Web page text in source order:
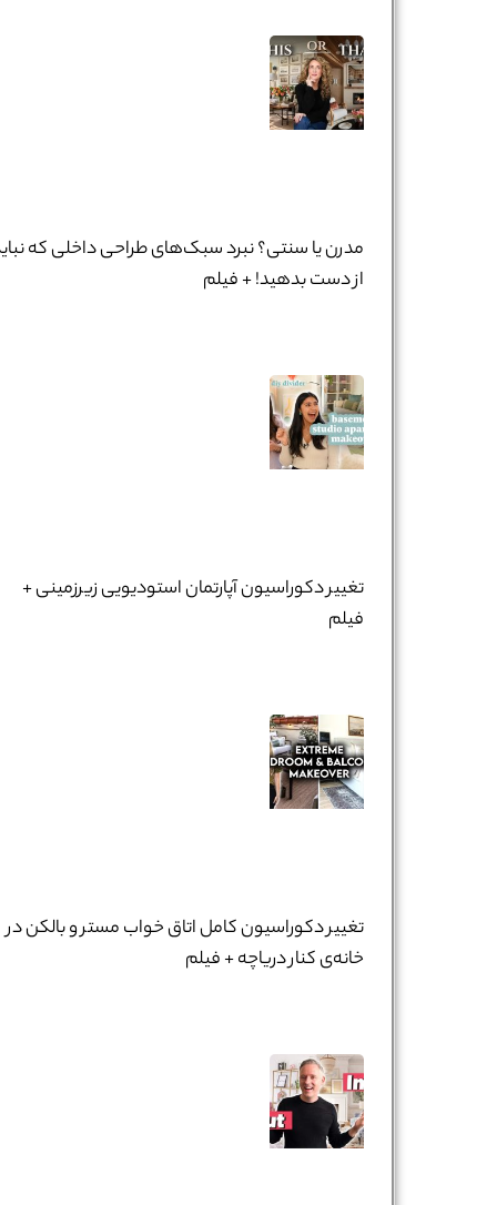
مدرن یا سنتی؟ نبرد سبک‌های طراحی داخلی که
از دست بدهید! + فیلم
تغییر دکوراسیون آپارتمان استودیویی زیرزمینی +
فیلم
تغییر دکوراسیون کامل اتاق خواب مستر و بالکن در
خانه‌ی کنار دریاچه + فیلم